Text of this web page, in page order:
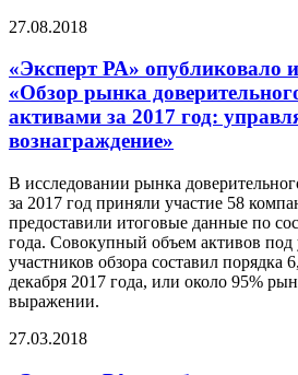
27.08.2018
«Эксперт РА» опубликовало
«Обзор рынка
активами за 2017 год:
вознаграждение»
В исследовании рынка
за 2017 год приняли участие 58
предоставили итоговые данные по
года. Совокупный объем активов под
участников обзора составил порядка
декабря 2017 года, или около 95%
выражении.
27.03.2018